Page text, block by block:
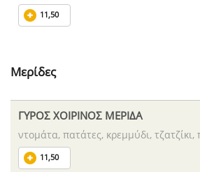
11,50
Μερίδες
ΓΥΡΟΣ ΧΟΙΡΙΝΟΣ ΜΕΡΙΔΑ
ντομάτα, πατάτες, κρεμμύδι, τζατζίκι,
11,50